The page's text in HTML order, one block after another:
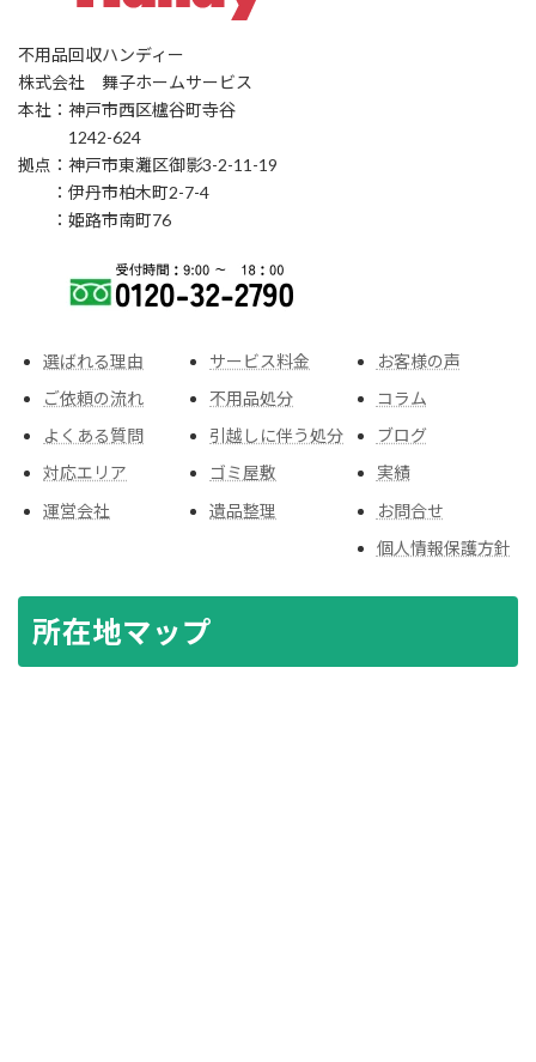
不用品回収ハンディー
株式会社 舞子ホームサービス
本社：神戸市西区櫨谷町寺谷
1242-624
拠点：神戸市東灘区御影3-2-11-19
：伊丹市柏木町2-7-4
：姫路市南町76
選ばれる理由
ご依頼の流れ
よくある質問
対応エリア
運営会社
サービス料金
不用品処分
引越しに伴う処分
ゴミ屋敷
遺品整理
お客様の声
コラム
ブログ
実績
お問合せ
個人情報保護方針
所在地マップ